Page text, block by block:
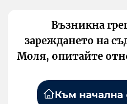
Възникна
зареждането на
Моля, опитайте
Към начална